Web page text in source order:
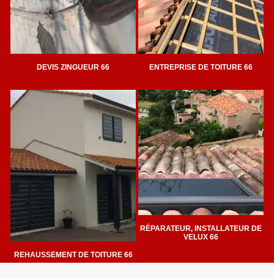
DEVIS ZINGUEUR 66 ENTREPRISE DE TOITURE 66
REHAUSSEMENT DE TOITURE 66
RÉPARATEUR, INSTALLATEUR DE
VELUX 66